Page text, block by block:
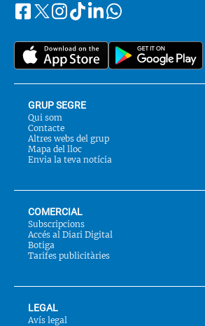
Segueix-
a::
FacebookInstagram
TiktokLinkedinWhatsapp
GRUP SEGRE
Qui som
Contacte
Altres webs del grup
Mapa del lloc
Envia la teva notícia
COMERCIAL
Subscripcions
Accés al Diari Digital
Botiga
Tarifes publicitàries
LEGAL
Avís legal